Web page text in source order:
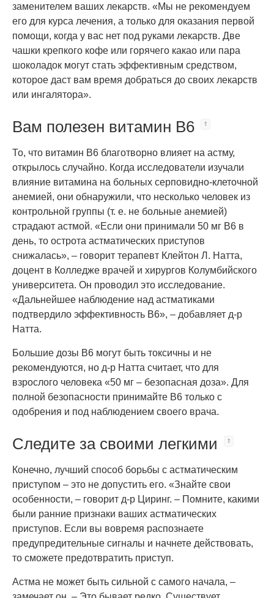
заменителем ваших лекарств. «Мы не рекомендуем
его для курса лечения, а только для оказания первой
помощи, когда у вас нет под руками лекарств. Две
чашки крепкого кофе или горячего какао или пара
шоколадок могут стать эффективным средством,
которое даст вам время добраться до своих лекарств
или ингалятора».
Вам полезен витамин В6
То, что витамин В6 благотворно влияет на астму,
открылось случайно. Когда исследователи изучали
влияние витамина на больных серповидно-клеточной
анемией, они обнаружили, что несколько человек из
контрольной группы (т. е. не больные анемией)
страдают астмой. «Если они принимали 50 мг В6 в
день, то острота астматических приступов
снижалась», – говорит терапевт Клейтон Л. Натта,
доцент в Колледже врачей и хирургов Колумбийского
университета. Он проводил это исследование.
«Дальнейшее наблюдение над астматиками
подтвердило эффективность В6», – добавляет д-р
Натта.
Большие дозы В6 могут быть токсичны и не
рекомендуются, но д-р Натта считает, что для
взрослого человека «50 мг – безопасная доза». Для
полной безопасности принимайте В6 только с
одобрения и под наблюдением своего врача.
Следите за своими легкими
Конечно, лучший способ борьбы с астматическим
приступом – это не допустить его. «Знайте свои
особенности, – говорит д-р Циринг. – Помните, какими
были ранние признаки ваших астматических
приступов. Если вы вовремя распознаете
предупредительные сигналы и начнете действовать,
то сможете предотвратить приступ.
Астма не может быть сильной с самого начала, –